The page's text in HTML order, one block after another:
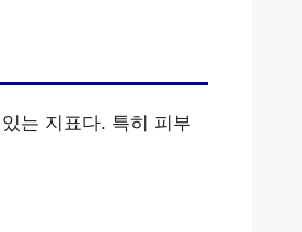
는 지표다. 특히 피부